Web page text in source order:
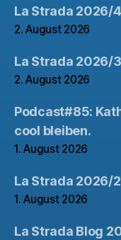
La Strada 2026/
2. August 2026
La Strada 2026/
2. August 2026
Podcast#85:
cool bleiben.
1. August 2026
La Strada 2026/
1. August 2026
La Strada Blog